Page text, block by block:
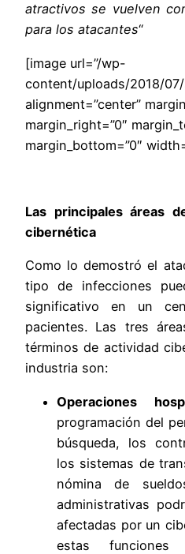
atractivos se vuelven
para los atacantes“
[image url=”/wp-
content/uploads/2018/07/
alignment=”center”
margin_right=”0″
margin_bottom=”0″
Las principales áreas
cibernética
Como lo demostró el
tipo de infecciones
significativo en un
pacientes. Las tres
términos de actividad
industria son:
Operaciones
programación del
búsqueda, los
los sistemas de
nómina de
administrativas
afectadas por un
estas